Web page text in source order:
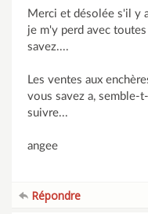
Merci et désolée s'il y
je m'y perd avec
savez....
Les ventes aux
vous savez a, semble-
suivre...
angee
Répondre